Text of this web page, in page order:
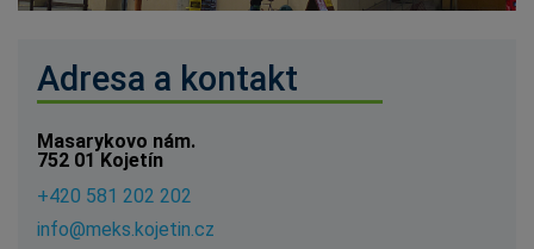
Adresa a kontakt
Masarykovo nám.
752 01 Kojetín
+420 581 202 202
info@meks kojetin cz